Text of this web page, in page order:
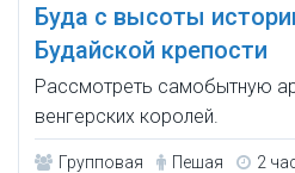
Буда с высоты
Будайской крепости
Рассмотреть самобытную
венгерских королей.
Групповая Пешая 2